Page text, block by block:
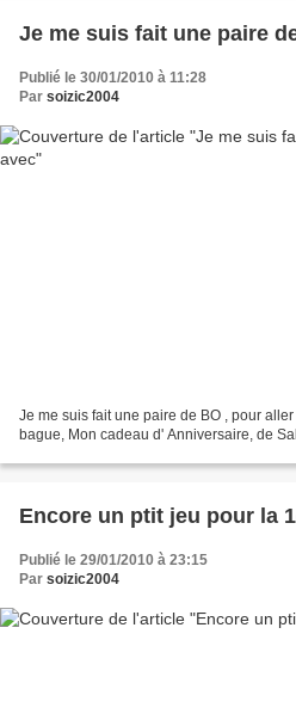
Je me suis fait une paire
Publié le 30/01/2010 à 11:28
Par soizic2004
Je me suis fait une paire de BO , pour
bague, Mon cadeau d' Anniversaire, de
Encore un ptit jeu pour la
Publié le 29/01/2010 à 23:15
Par soizic2004